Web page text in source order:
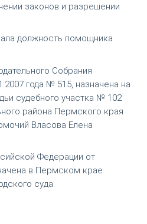
законов и разрешении
должность помощника
Собрания
года № 515, назначена на
судебного участка № 102
района Пермского края
Власова Елена
Федерации от
в Пермском крае
суда.